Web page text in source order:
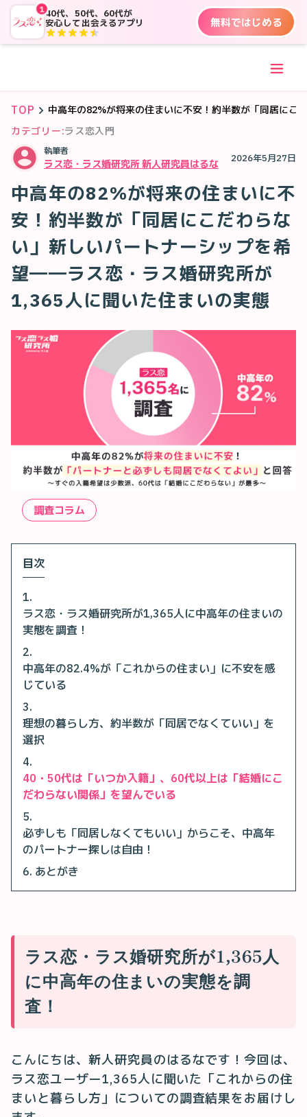
140代、50代、60代が
安心して出会えるアプリ
無料ではじめる
TOP
中高年の82%が将来の住まいに不安！約半数が「同居に
カテゴリー:ラス恋入門
執筆者
ラス恋・ラス婚研究所 新人研究員はるな 2026年5月27日
中高年の82%が将来の住まいに不
安！約半数が「同居にこだわらな
い」新しいパートナーシップを希
望――ラス恋・ラス婚研究所が
1,365人に聞いた住まいの実態
調査コラム
目次
ラス恋・ラス婚研究所が1,365人に中高年の住まいの
実態を調査！
中高年の82.4%が「これからの住まい」に不安を感
じている
理想の暮らし方、約半数が「同居でなくていい」を
選択
40・50代は「いつか入籍」、60代以上は「結婚にこ
だわらない関係」を望んでいる
必ずしも「同居しなくてもいい」からこそ、中高年
のパートナー探しは自由！
あとがき
ラス恋・ラス婚研究所が1,365人
に中高年の住まいの実態を調
査！
こんにちは、新人研究員のはるなです！今回は、
ラス恋ユーザー1,365人に聞いた「これからの住
まいと暮らし方」についての調査結果をお届けし